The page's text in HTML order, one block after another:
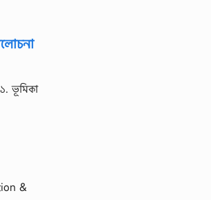
ভূমিকা
&